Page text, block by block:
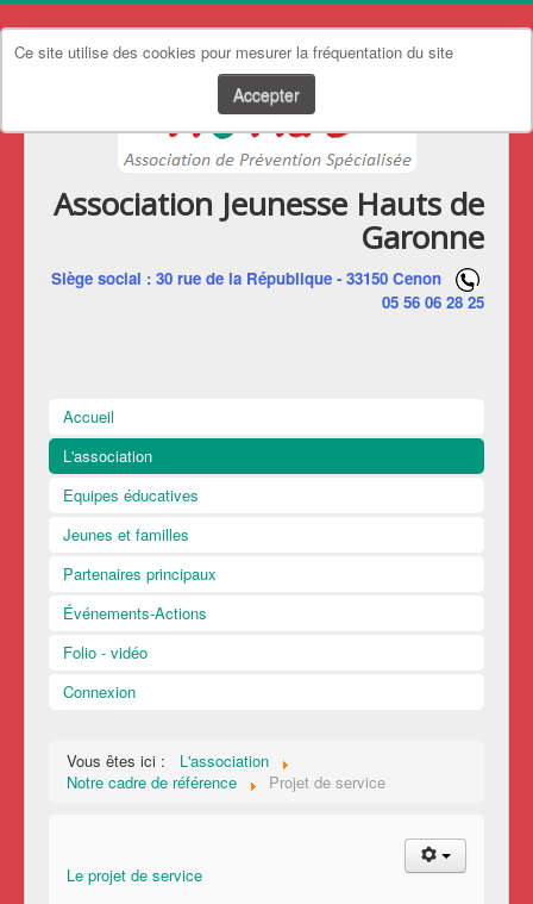
Ce site utilise des cookies pour mesurer la fréquentation du site
Accepter
Association Jeunesse Hauts de
Garonne
Siège social : 30 rue de la République - 33150 Cenon
05 56 06 28 25
Accueil
L'association
Equipes éducatives
Jeunes et familles
Partenaires principaux
Événements-Actions
Folio - vidéo
Connexion
Vous êtes ici :
L'association
Notre cadre de référence
Projet de service
Le projet de service